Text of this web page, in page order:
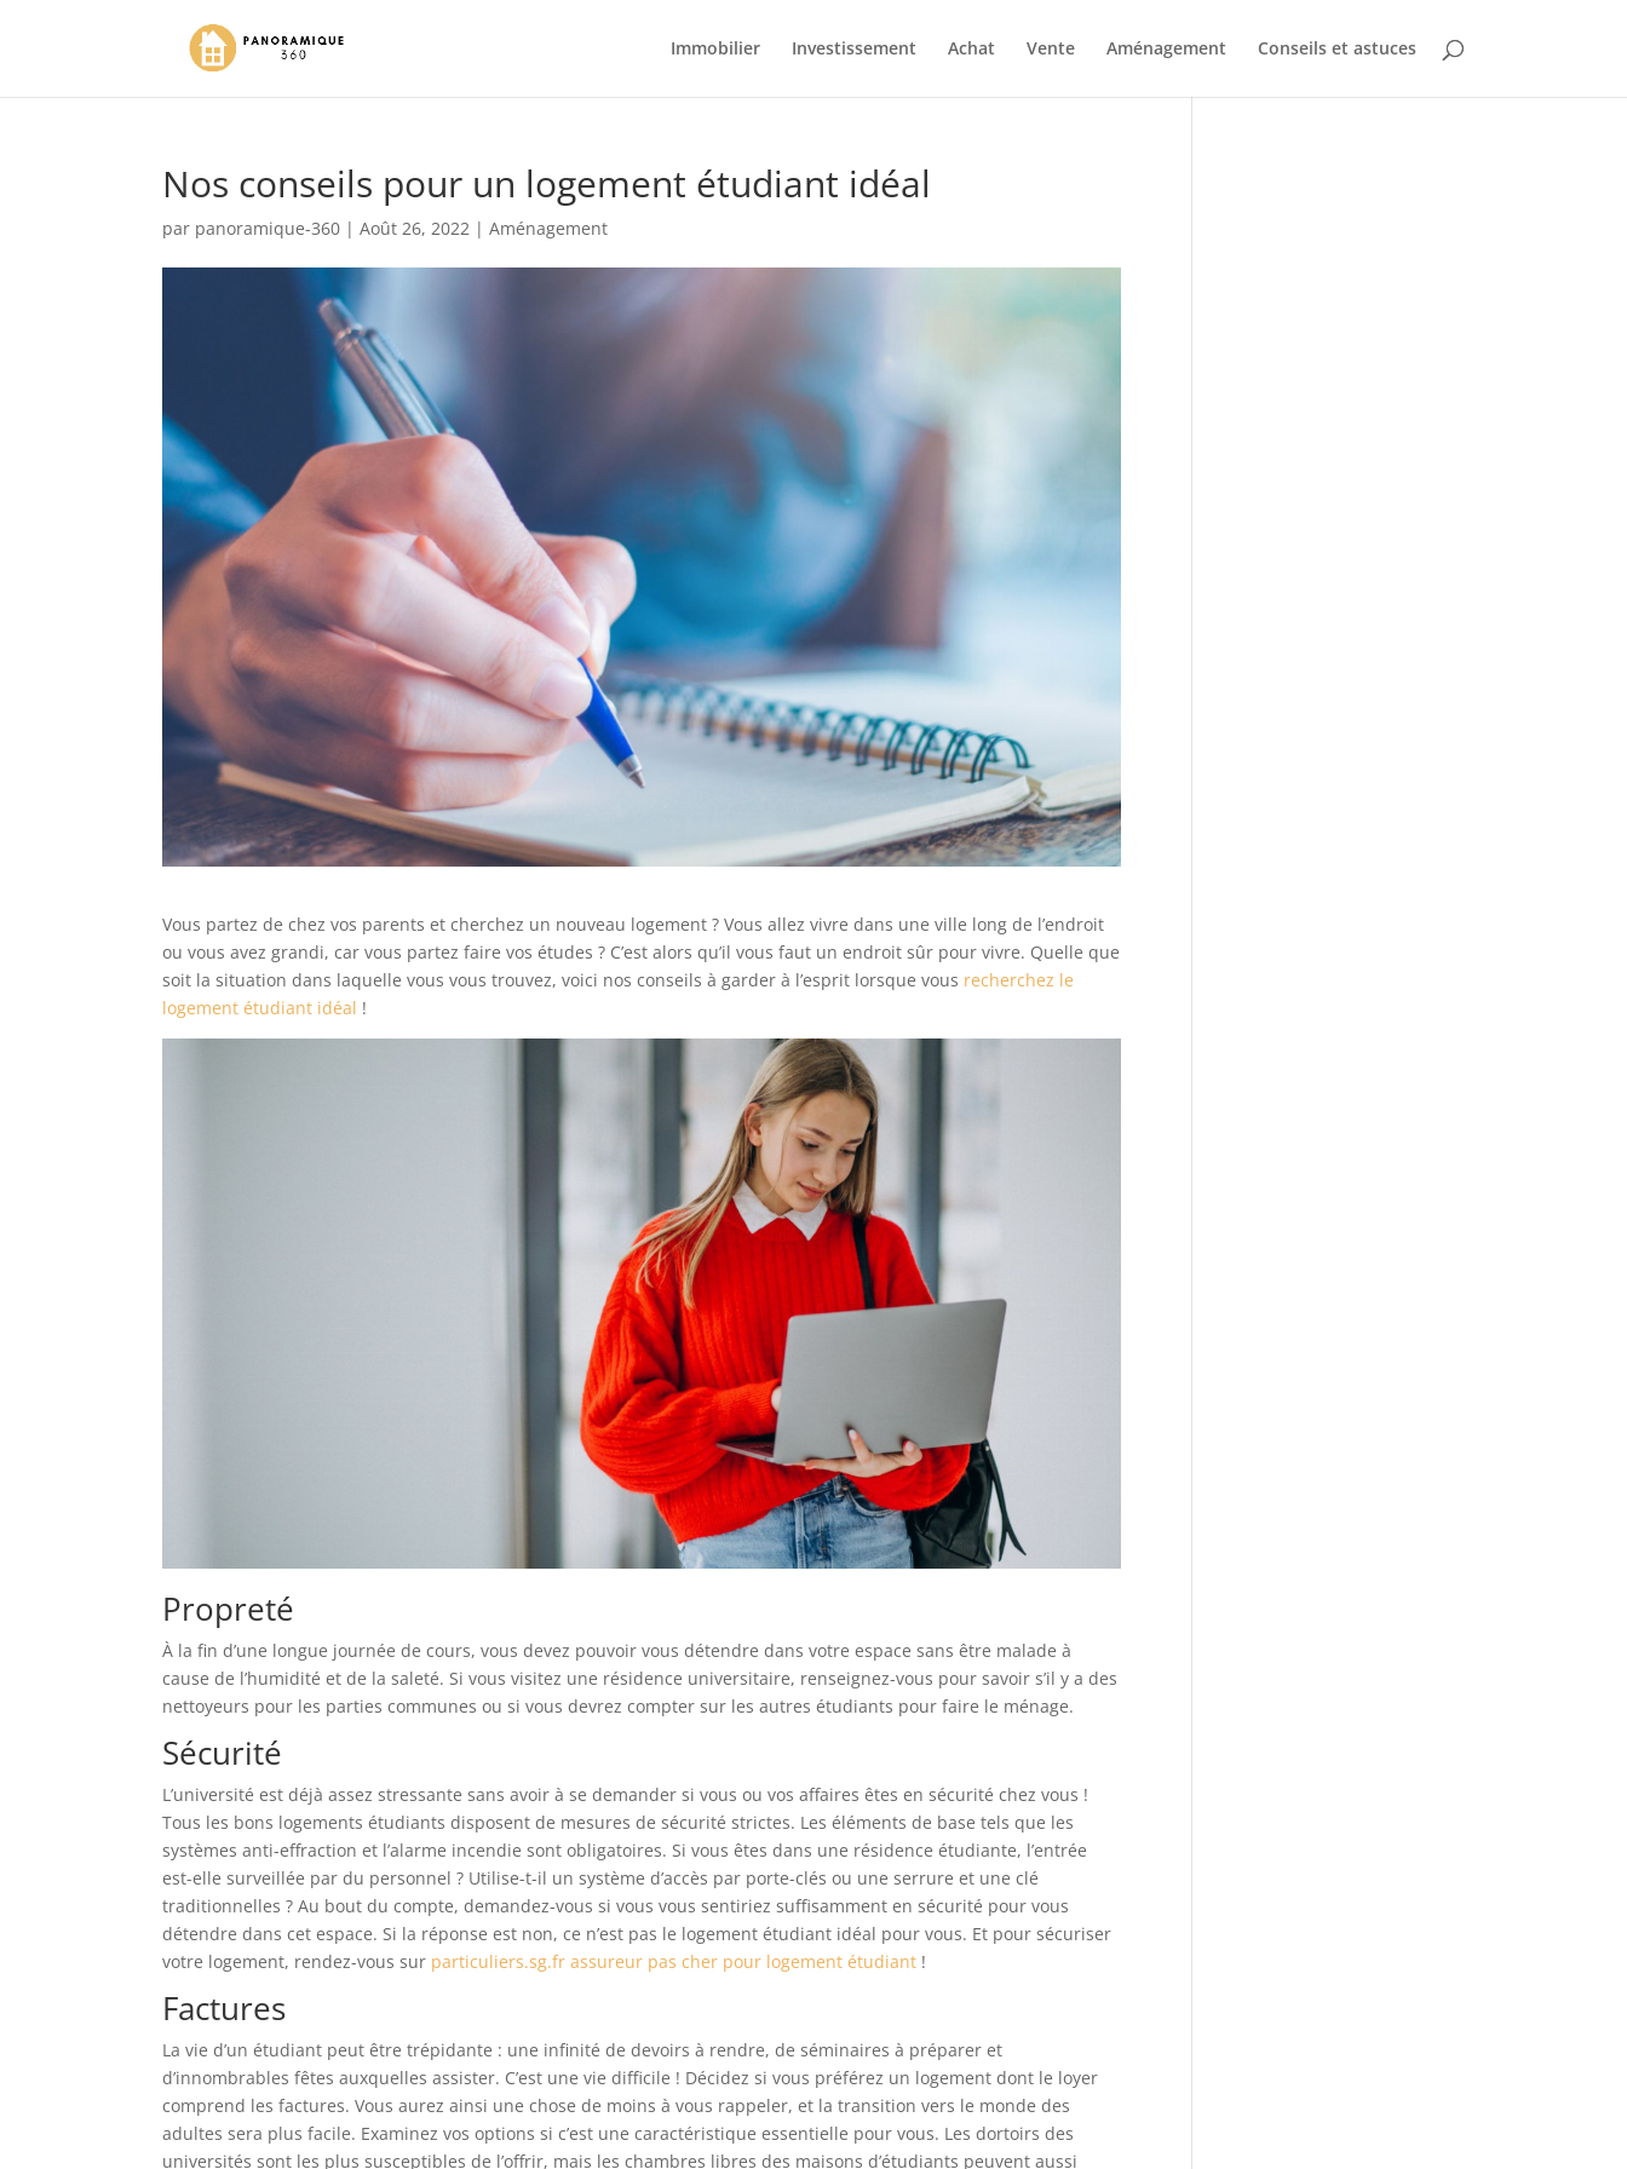
Immobilier Investissement Achat Vente Aménagement Conseils et astuces
Nos conseils pour un logement étudiant idéal
par panoramique-360 |Août 26, 2022 |Aménagement
Vous partez de chez vos parents et cherchez un nouveau logement ? Vous allez vivre dans une ville long de l’endroit
ou vous avez grandi, car vous partez faire vos études ? C’est alors qu’il vous faut un endroit sûr pour vivre. Quelle que
soit la situation dans laquelle vous vous trouvez, voici nos conseils à garder à l’esprit lorsque vous recherchez le
logement étudiant idéal !
Propreté
À la fin d’une longue journée de cours, vous devez pouvoir vous détendre dans votre espace sans être malade à
cause de l’humidité et de la saleté. Si vous visitez une résidence universitaire, renseignez-vous pour savoir s’il y a des
nettoyeurs pour les parties communes ou si vous devrez compter sur les autres étudiants pour faire le ménage.
Sécurité
L’université est déjà assez stressante sans avoir à se demander si vous ou vos affaires êtes en sécurité chez vous !
Tous les bons logements étudiants disposent de mesures de sécurité strictes. Les éléments de base tels que les
systèmes anti-effraction et l’alarme incendie sont obligatoires. Si vous êtes dans une résidence étudiante, l’entrée
est-elle surveillée par du personnel ? Utilise-t-il un système d’accès par porte-clés ou une serrure et une clé
traditionnelles ? Au bout du compte, demandez-vous si vous vous sentiriez suffisamment en sécurité pour vous
détendre dans cet espace. Si la réponse est non, ce n’est pas le logement étudiant idéal pour vous. Et pour sécuriser
votre logement, rendez-vous sur particuliers.sg.fr assureur pas cher pour logement étudiant !
Factures
La vie d’un étudiant peut être trépidante : une infinité de devoirs à rendre, de séminaires à préparer et
d’innombrables fêtes auxquelles assister. C’est une vie difficile ! Décidez si vous préférez un logement dont le loyer
comprend les factures. Vous aurez ainsi une chose de moins à vous rappeler, et la transition vers le monde des
adultes sera plus facile. Examinez vos options si c’est une caractéristique essentielle pour vous. Les dortoirs des
universités sont les plus susceptibles de l’offrir, mais les chambres libres des maisons d’étudiants peuvent aussi